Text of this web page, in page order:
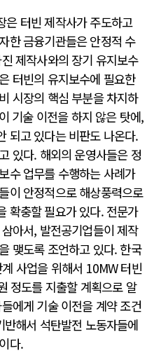
은 터빈 제작사가 주도하고
한 금융기관들은 안정적 수
제작사와의 장기 유지보수
터빈의 유지보수에 필요한
시장의 핵심 부분을 차지하
기술 이전을 하지 않은 탓에,
되고 있다는 비판도 나온다.
있다. 해외의 운영사들은 정
수 업무를 수행하는 사례가
이 안정적으로 해상풍력으로
확충할 필요가 있다. 전문가
아서, 발전공기업들이 제작
맺도록 조언하고 있다. 한국
사업을 위해서 10MW 터빈
정도를 지출할 계획으로 알
에게 기술 이전을 계약 조건
해서 석탄발전 노동자들에
다.